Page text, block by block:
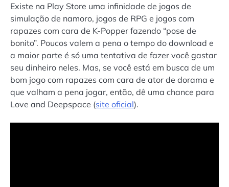
Existe na Play Store uma infinidade de jogos de
simulação de namoro, jogos de RPG e jogos com
rapazes com cara de K-Popper fazendo “pose de
bonito”. Poucos valem a pena o tempo do download e
a maior parte é só uma tentativa de fazer você gastar
seu dinheiro neles. Mas, se você está em busca de um
bom jogo com rapazes com cara de ator de dorama e
que valham a pena jogar, então, dê uma chance para
Love and Deepspace (site oficial).